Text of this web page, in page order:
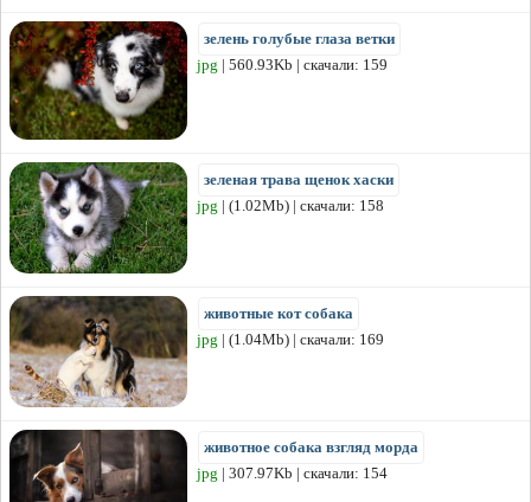
зелень голубые глаза ветки
jpg | 560.93Kb | скачали: 159
зеленая трава щенок хаски
jpg | (1.02Mb) | скачали: 158
животные кот собака
jpg | (1.04Mb) | скачали: 169
животное собака взгляд морда
jpg | 307.97Kb | скачали: 154